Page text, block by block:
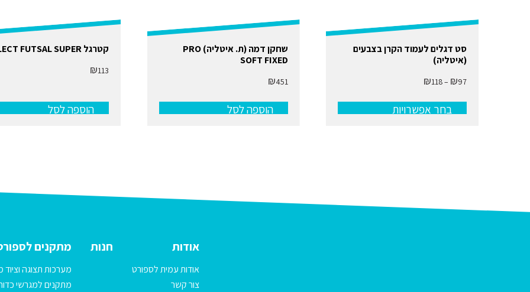
סט דגלים לעמוד הקרן בצבעים
(איטליה)
₪97
–
₪118
עד
בחר אפשרויות
למוצר
זה
יש
סוגים.
לבחור
את
שחקן דמה (ת. איטליה) PRO
SOFT FIXED
₪451
הוספה לסל
קטרגל SELECT FUTSAL SUPER
₪113
הוספה לסל
אודות
אודות עמית לספורט
צור קשר
חנות מתקנים
מערכות תצוגה וציוד
מתקנים למגרשי